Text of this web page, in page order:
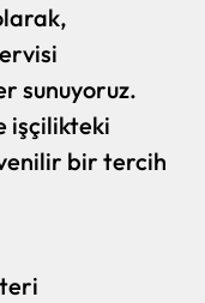
sunuyoruz.
işçilikteki
bir tercih